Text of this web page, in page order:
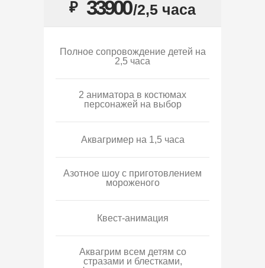
₽ 33900/2,5 часа
Полное сопровождение детей на
2,5 часа
2 аниматора в костюмах
персонажей на выбор
Аквагример на 1,5 часа
Азотное шоу с приготовлением
мороженого
Квест-анимация
Аквагрим всем детям со
стразами и блестками,